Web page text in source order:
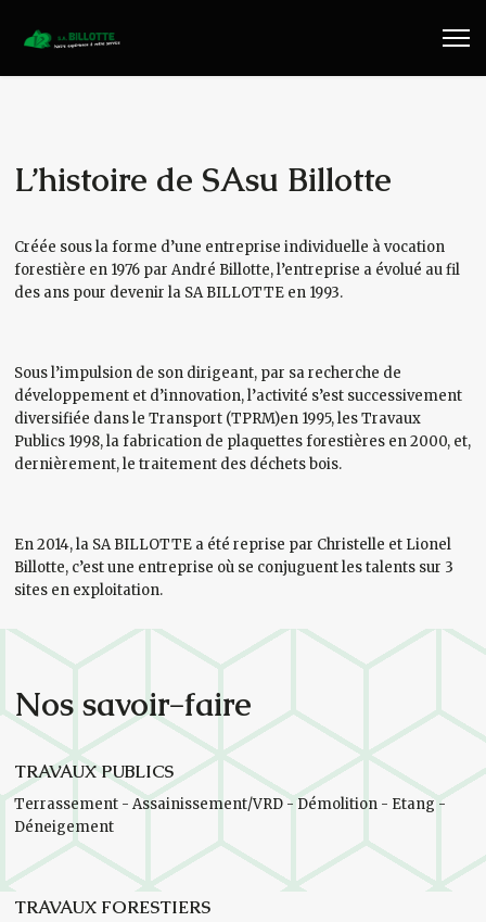
Travaux Forestiers
Traitement de Déchets Bois
Contact
L’histoire de SAsu Billotte
Créée sous la forme d’une entreprise individuelle à vocation
forestière en 1976 par André Billotte, l’entreprise a évolué au fil
des ans pour devenir la SA BILLOTTE en 1993.
Sous l’impulsion de son dirigeant, par sa recherche de
développement et d’innovation, l’activité s’est successivement
diversifiée dans le Transport (TPRM)en 1995, les Travaux
Publics 1998, la fabrication de plaquettes forestières en 2000, et,
dernièrement, le traitement des déchets bois.
En 2014, la SA BILLOTTE a été reprise par Christelle et Lionel
Billotte, c’est une entreprise où se conjuguent les talents sur 3
sites en exploitation.
Nos savoir-faire
TRAVAUX PUBLICS
Terrassement - Assainissement/VRD - Démolition - Etang -
Déneigement
TRAVAUX FORESTIERS